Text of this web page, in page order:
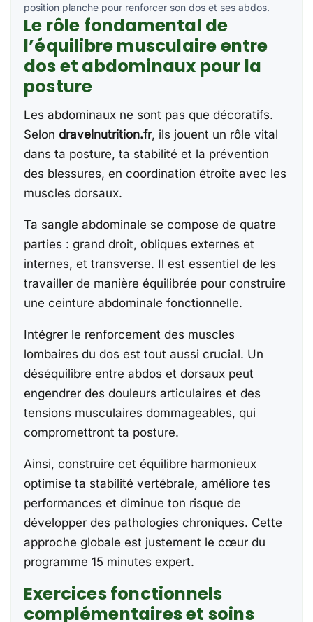
position planche pour renforcer son dos et ses abdos.
Le rôle fondamental de
l’équilibre musculaire entre
dos et abdominaux pour la
posture
Les abdominaux ne sont pas que décoratifs.
Selon dravelnutrition.fr, ils jouent un rôle vital
dans ta posture, ta stabilité et la prévention
des blessures, en coordination étroite avec les
muscles dorsaux.
Ta sangle abdominale se compose de quatre
parties : grand droit, obliques externes et
internes, et transverse. Il est essentiel de les
travailler de manière équilibrée pour construire
une ceinture abdominale fonctionnelle.
Intégrer le renforcement des muscles
lombaires du dos est tout aussi crucial. Un
déséquilibre entre abdos et dorsaux peut
engendrer des douleurs articulaires et des
tensions musculaires dommageables, qui
compromettront ta posture.
Ainsi, construire cet équilibre harmonieux
optimise ta stabilité vertébrale, améliore tes
performances et diminue ton risque de
développer des pathologies chroniques. Cette
approche globale est justement le cœur du
programme 15 minutes expert.
Exercices fonctionnels
complémentaires et soins